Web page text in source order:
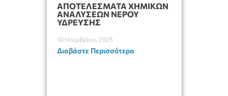
ΑΠΟΤΕΛΕΣΜΑΤΑ ΧΗΜΙΚΩΝ
ΑΝΑΛΥΣΕΩΝ ΝΕΡΟΥ
ΥΔΡΕΥΣΗΣ
10 Νοεμβρίου, 2025
Διαβάστε Περισσότερα